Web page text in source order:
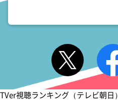
TVer視聴ランキング（テレビ朝日）